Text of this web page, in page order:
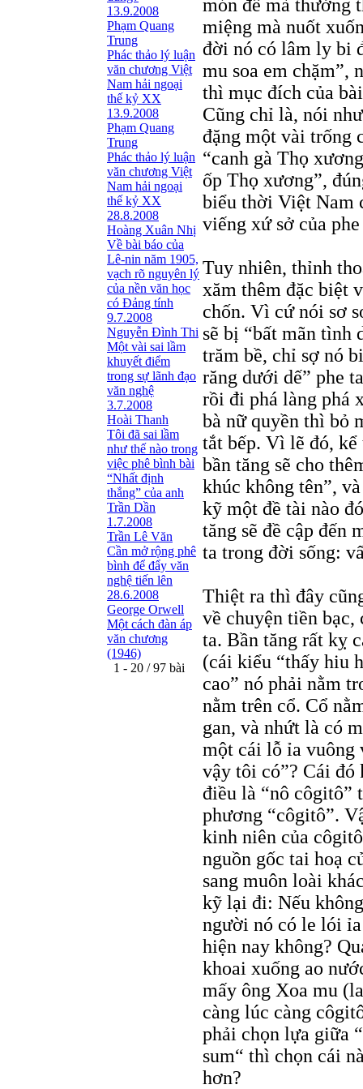
13.9.2008
Phạm Quang
Trung
Phác thảo lý luận
văn chương Việt
Nam hải ngoại
thế kỷ XX
13.9.2008
Phạm Quang
Trung
Phác thảo lý luận
văn chương Việt
Nam hải ngoại
thế kỷ XX
28.8.2008
Hoàng Xuân Nhị
Về bài báo của
Lê-nin năm 1905,
vạch rõ nguyên lý
của nền văn học
có Đảng tính
9.7.2008
Nguyễn Đình Thi
Một vài sai lầm
khuyết điểm
trong sự lãnh đạo
văn nghệ
3.7.2008
Hoài Thanh
Tôi đã sai lầm
như thế nào trong
việc phê bình bài
“Nhất định
thắng” của anh
Trần Dần
1.7.2008
Trần Lê Văn
Cần mở rộng phê
bình để đẩy văn
nghệ tiến lên
28.6.2008
George Orwell
Một cách đàn áp
văn chương
(1946)
1 - 20 / 97 bài
món để mà thưởng
miệng mà nuốt
đời nó có lâm ly bi
mu soa em chặm”,
thì mục đích của
Cũng chỉ là, nói
đặng một vài trống
“canh gà Thọ
ốp Thọ xương”,
biểu thời Việt Nam
viếng xứ sở của
Tuy nhiên, thỉnh
xăm thêm đặc biệt
chốn. Vì cứ nói sơ
sẽ bị “bất mãn tình
trăm bề, chỉ sợ nó
răng dưới dế” phe
rồi đi phá làng phá
bà nữ quyền thì bỏ
tắt bếp. Vì lẽ đó,
bần tăng sẽ cho
khúc không tên”,
kỹ một đề tài nào
tăng sẽ đề cập đến
ta trong đời sống:
Thiệt ra thì đây
về chuyện tiền bạc,
ta. Bần tăng rất kỵ
(cái kiểu “thấy hiu
cao” nó phải nằm
nằm trên cổ. Cổ
gan, và nhứt là có
một cái lỗ ỉa vuông
vậy tôi có”? Cái đó
điều là “nô côgitô”
phương “côgitô”.
kinh niên của
nguồn gốc tai hoạ
sang muôn loài
kỹ lại đi: Nếu
người nó có le lói
hiện nay không?
khoai xuống ao
mấy ông Xoa mu
càng lúc càng
phải chọn lựa giữa
sum“ thì chọn cái
hơn?